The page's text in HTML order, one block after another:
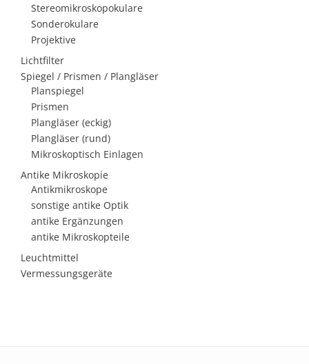
Stereomikroskopokulare
Sonderokulare
Projektive
Lichtfilter
Spiegel / Prismen / Plangläser
Planspiegel
Prismen
Plangläser (eckig)
Plangläser (rund)
Mikroskoptisch Einlagen
Antike Mikroskopie
Antikmikroskope
sonstige antike Optik
antike Ergänzungen
antike Mikroskopteile
Leuchtmittel
Vermessungsgeräte